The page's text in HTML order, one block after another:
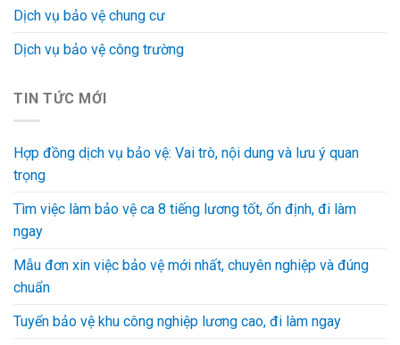
Dịch vụ bảo vệ chung cư
Dịch vụ bảo vệ công trường
TIN TỨC MỚI
Hợp đồng dịch vụ bảo vệ: Vai trò, nội dung và lưu ý quan
trọng
Tìm việc làm bảo vệ ca 8 tiếng lương tốt, ổn định, đi làm
ngay
Mẫu đơn xin việc bảo vệ mới nhất, chuyên nghiệp và đúng
chuẩn
Tuyển bảo vệ khu công nghiệp lương cao, đi làm ngay